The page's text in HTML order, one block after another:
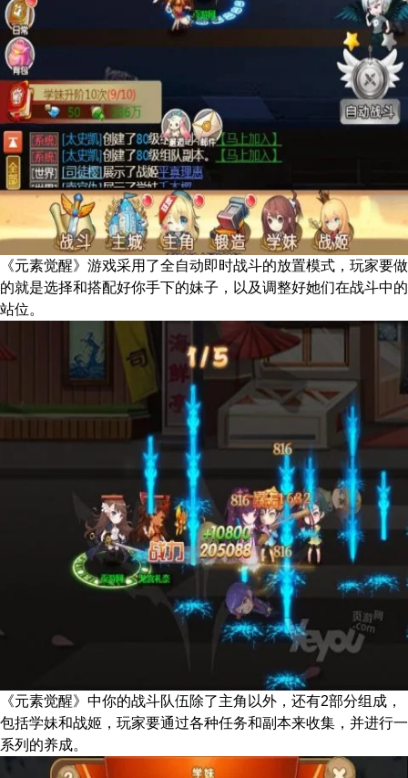
《元素觉醒》游戏采用了全自动即时战斗的放置模式，玩家要做
的就是选择和搭配好你手下的妹子，以及调整好她们在战斗中的
站位。
《元素觉醒》中你的战斗队伍除了主角以外，还有2部分组成，
包括学妹和战姬，玩家要通过各种任务和副本来收集，并进行一
系列的养成。